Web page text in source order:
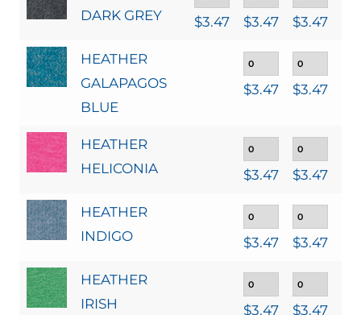
DARK GREY
$3.47 $3.47 $3.47
HEATHER
GALAPAGOS
BLUE
$3.47 $3.47
HEATHER
HELICONIA
$3.47 $3.47
HEATHER
INDIGO
$3.47 $3.47
HEATHER
IRISH
$3.47 $3.47